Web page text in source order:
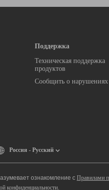
Поддержка
Техническая поддержка
продуктов
Сообщить о нарушениях
Россия - Русский
ознакомление с Правилами
конфиденциальности.